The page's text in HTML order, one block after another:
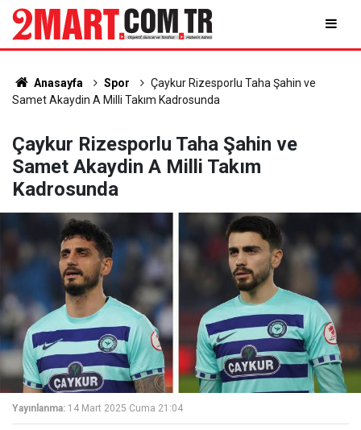
Anasayfa Spor
Çaykur Rizesporlu Taha Şahin ve
Samet Akaydin A Milli Takım Kadrosunda
Çaykur Rizesporlu Taha Şahin ve
Samet Akaydin A Milli Takım
Kadrosunda
Yayınlanma: 14 Mart 2025 Cuma 21:04